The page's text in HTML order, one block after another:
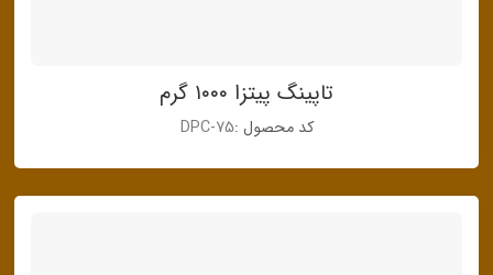
تاپینگ پیتزا ۱۰۰۰ گرم
کد محصول :DPC-75